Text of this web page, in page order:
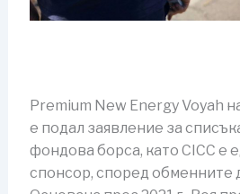
Premium New Energy Voyah
е подал заявление за
фондова борса, като CICC е
спонсор, според обменните